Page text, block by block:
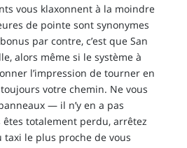
vous klaxonnent à la moindre
de pointe sont synonymes
par contre, c’est que San
alors même si le système à
l’impression de tourner en
votre chemin. Ne vous
— il n’y en a pas
êtes totalement perdu, arrêtez
taxi le plus proche de vous